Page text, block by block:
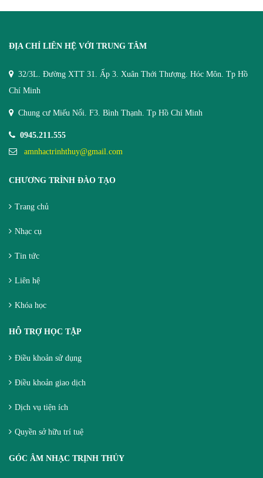
ĐỊA CHỈ LIÊN HỆ VỚI TRUNG TÂM
32/3L. Đường XTT 31. Ấp 3. Xuân Thới Thượng. Hóc Môn. Tp Hồ
Chí Minh
Chung cư Miếu Nổi. F3. Bình Thạnh. Tp Hồ Chí Minh
0945.211.555
amnhactrinhthuy@gmail.com
CHƯƠNG TRÌNH ĐÀO TẠO
Trang chủ
Nhạc cụ
Tin tức
Liên hệ
Khóa học
HỖ TRỢ HỌC TẬP
Điều khoản sử dụng
Điều khoản giao dịch
Dịch vụ tiện ích
Quyền sở hữu trí tuệ
GÓC ÂM NHẠC TRỊNH THỦY